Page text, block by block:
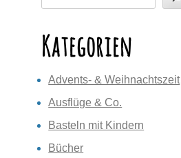
Kategorien
Advents- & Weihnachtszeit
Ausflüge & Co.
Basteln mit Kindern
Bücher